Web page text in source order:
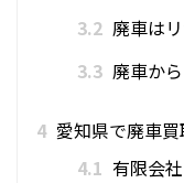
3.2 廃車は
3.3 廃車か
4 愛知県で廃車
4.1 有限会